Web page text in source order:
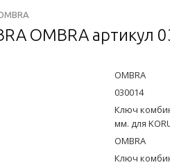
OMBRA артикул
OMBRA
030014
Ключ
мм. для
OMBRA
Ключ